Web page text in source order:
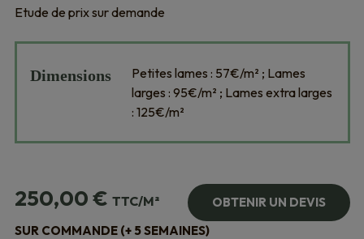
Etude de prix sur demande
Dimensions
Petites lames : 57€/m² ; Lames
larges : 95€/m² ; Lames extra larges
: 125€/m²
250,00€ TTC/M²
OBTENIR UN DEVIS
SUR COMMANDE (+ 5 SEMAINES)